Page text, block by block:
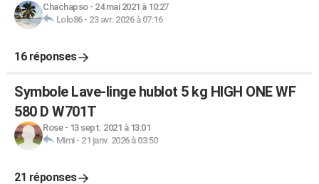
Chachapso- 24 mai 2021 à 10:27
Lolo86- 23 avr. 2026 à 07:16
16 réponses
Symbole Lave-linge hublot 5 kg HIGH ONE WF
580 D W701T
Rose- 13 sept. 2021 à 13:01
Mimi- 21 janv. 2026 à 03:50
21 réponses